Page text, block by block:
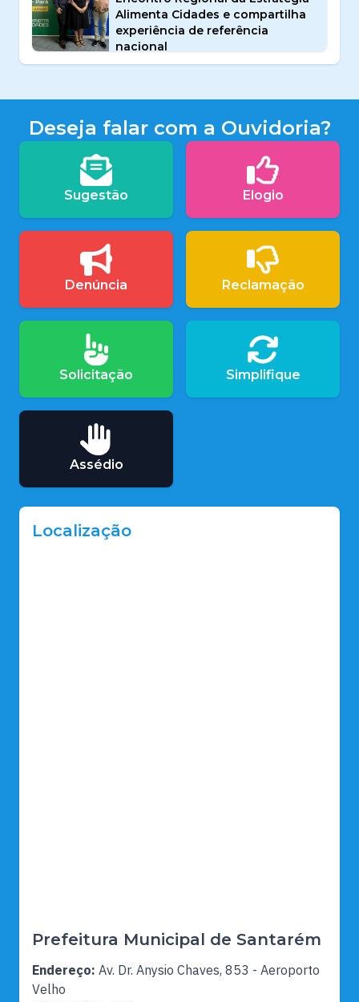
Alimenta Cidades e compartilha
experiência de referência
nacional
Deseja falar com a Ouvidoria?
Sugestão Elogio
Denúncia Reclamação
Solicitação Simplifique
Assédio
Localização
Prefeitura Municipal de Santarém
Endereço: Av. Dr. Anysio Chaves, 853 - Aeroporto
Velho